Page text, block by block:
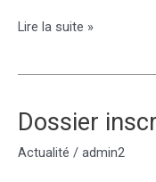
ASSOCIATION
et
fiche
d’inscription
Lire la suite »
Dossier
Actualité / admin2